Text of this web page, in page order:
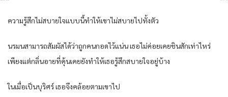
ความรู้สึกไม่สบายใจแบบนี้ทำให้เขาไม่สบายไปทั้งตัว
นรมนสามารถสัมผัสได้ว่าถูกคนกอดไว้แน่น เธอไม่ค่อยเคยชินสักเท่าไหร่
เพียงแต่กลิ่นอายที่คุ้นเคยยังทำให้เธอรู้สึกสบายใจอยู่บ้าง
ในเมื่อเป็นบุริศร์ เธอจึงคล้อยตามเขาไป